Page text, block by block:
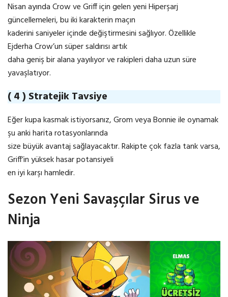
Nisan ayında Crow ve Griff için gelen yeni Hiperşarj
güncellemeleri, bu iki karakterin maçın
kaderini saniyeler içinde değiştirmesini sağlıyor. Özellikle
Ejderha Crow’un süper saldırısı artık
daha geniş bir alana yayılıyor ve rakipleri daha uzun süre
yavaşlatıyor.
( 4 ) Stratejik Tavsiye
Eğer kupa kasmak istiyorsanız, Grom veya Bonnie ile oynamak
şu anki harita rotasyonlarında
size büyük avantaj sağlayacaktır. Rakipte çok fazla tank varsa,
Griff’in yüksek hasar potansiyeli
en iyi karşı hamledir.
Sezon Yeni Savaşçılar Sirus ve
Ninja